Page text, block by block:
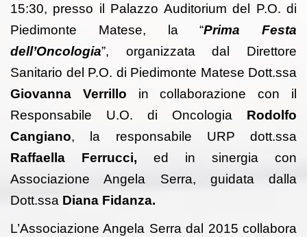
15:30, presso il Palazzo Auditorium del P.O. di
Piedimonte Matese, la “Prima Festa
dell’Oncologia”, organizzata dal Direttore
Sanitario del P.O. di Piedimonte Matese Dott.ssa
Giovanna Verrillo in collaborazione con il
Responsabile U.O. di Oncologia Rodolfo
Cangiano, la responsabile URP dott.ssa
Raffaella Ferrucci, ed in sinergia con
Associazione Angela Serra, guidata dalla
Dott.ssa Diana Fidanza.
L’Associazione Angela Serra dal 2015 collabora